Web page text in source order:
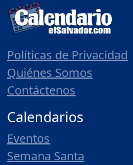
Políticas de Privacidad
Quiénes Somos
Contáctenos
Calendarios
Eventos
Semana Santa